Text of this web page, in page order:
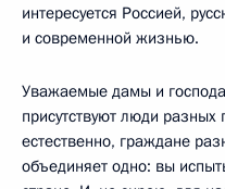
интересуется Россией,
и современной жизнью.
Уважаемые дамы и
присутствуют люди разных
естественно, граждане
объединяет одно: вы